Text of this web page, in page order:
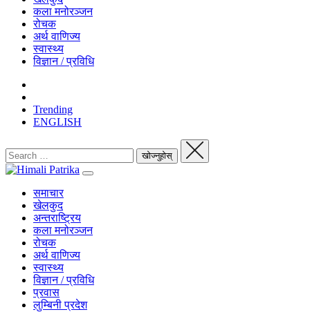
कला मनोरञ्जन
रोचक
अर्थ वाणिज्य
स्वास्थ्य
विज्ञान / प्रविधि
Trending
ENGLISH
समाचार
खेलकुद
अन्तराष्ट्रिय
कला मनोरञ्जन
रोचक
अर्थ वाणिज्य
स्वास्थ्य
विज्ञान / प्रविधि
प्रवास
लुम्बिनी प्रदेश